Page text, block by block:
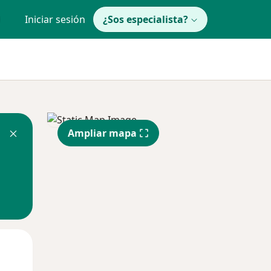
Iniciar sesión ¿Sos especialista?
Ampliar mapa